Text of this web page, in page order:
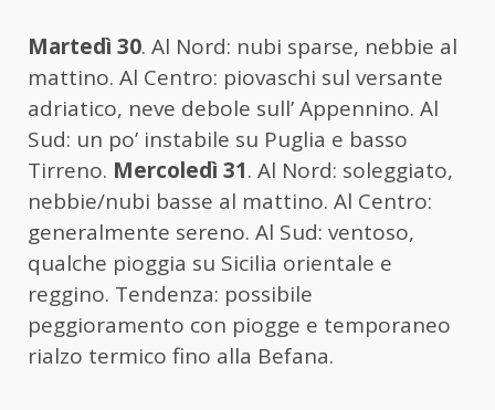
Martedì 30. Al Nord: nubi sparse, nebbie al
mattino. Al Centro: piovaschi sul versante
adriatico, neve debole sull’ Appennino. Al
Sud: un po’ instabile su Puglia e basso
Tirreno. Mercoledì 31. Al Nord: soleggiato,
nebbie/nubi basse al mattino. Al Centro:
generalmente sereno. Al Sud: ventoso,
qualche pioggia su Sicilia orientale e
reggino. Tendenza: possibile
peggioramento con piogge e temporaneo
rialzo termico fino alla Befana.